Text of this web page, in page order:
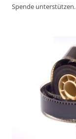
Spende unterstützen.